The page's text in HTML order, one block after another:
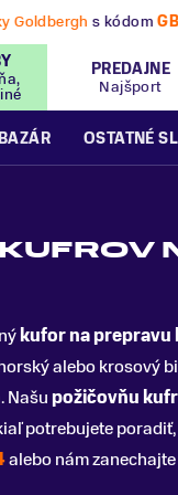
Pripravte sa na letnú a
PREDAJNE
Najšport
BAZÁR OSTATNÉ
kufor na prepravu
alebo krosový
Našu požičovňu
potrebujete
alebo nám